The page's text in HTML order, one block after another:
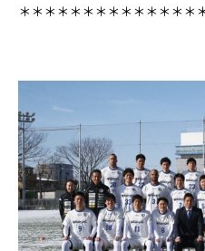
＊＊＊＊＊＊＊＊＊＊＊＊＊＊